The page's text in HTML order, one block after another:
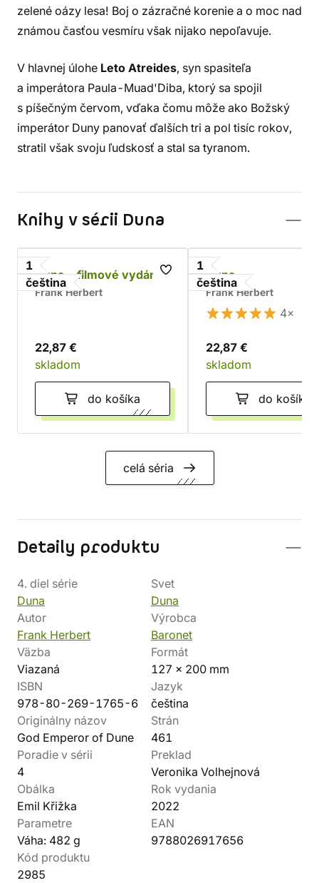
zelené oázy lesa! Boj o zázračné korenie a o moc nad
známou časťou vesmíru však nijako nepoľavuje.
V hlavnej úlohe Leto Atreides, syn spasiteľa
a imperátora Paula-Muad'Diba, ktorý sa spojil
s píšečným červom, vďaka čomu môže ako Božský
imperátor Duny panovať ďalších tri a pol tisíc rokov,
stratil však svoju ľudskosť a stal sa tyranom.
Knihy v sérii Duna
1
čeština
Duna - filmové vydání
Frank Herbert
22,87 €
skladom
do košíka
1
čeština
Duna
Frank Herbert
4×
22,87 €
skladom
do košíka
celá séria
Detaily produktu
4. diel série
Duna
Svet
Duna
Autor
Frank Herbert
Výrobca
Baronet
Väzba
Viazaná
Formát
127 x 200 mm
ISBN
978-80-269-1765-6
Jazyk
čeština
Originálny názov
God Emperor of Dune
Strán
461
Poradie v sérii
4
Preklad
Veronika Volhejnová
Obálka
Emil Křižka
Rok vydania
2022
Parametre
Váha: 482 g
EAN
9788026917656
Kód produktu
2985